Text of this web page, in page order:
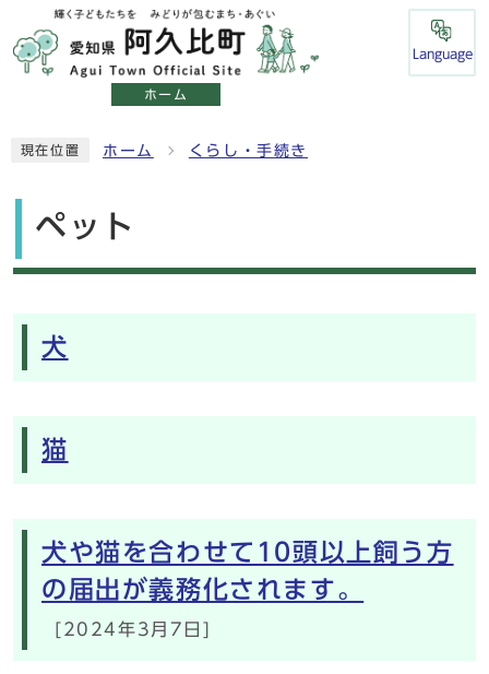
ホーム
Language
現在位置 ホーム くらし・手続き
ペット
メインメニュー
犬
猫
犬や猫を合わせて10頭以上飼う方
の届出が義務化されます。
[2024年3月7日]